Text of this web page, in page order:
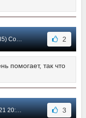
#12 2
помогает, так что
#11 3